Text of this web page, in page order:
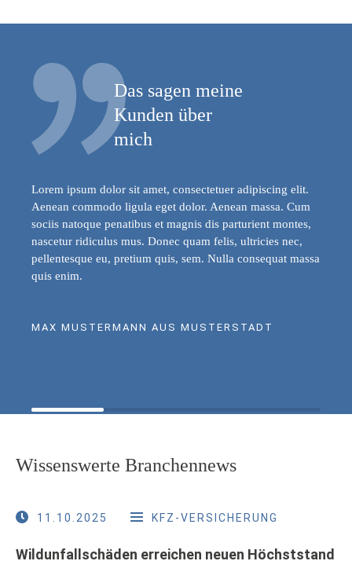
Das sagen meine
Kunden über
mich
Lorem ipsum dolor sit amet, consectetuer adipiscing elit.
Aenean commodo ligula eget dolor. Aenean massa. Cum
sociis natoque penatibus et magnis dis parturient montes,
nascetur ridiculus mus. Donec quam felis, ultricies nec,
pellentesque eu, pretium quis, sem. Nulla consequat massa
quis enim.
MAX MUSTERMANN AUS MUSTERSTADT
Wissenswerte Branchennews
11.10.2025 KFZ-VERSICHERUNG
Wildunfallschäden erreichen neuen Höchststand